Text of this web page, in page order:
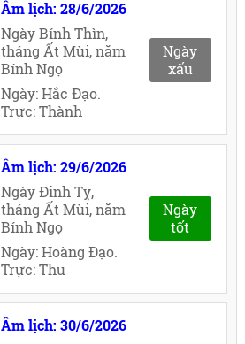
Âm lịch: 28/6/2026
Ngày Bính Thìn,
tháng Ất Mùi, năm
Bính Ngọ
Ngày: Hắc Đạo.
Trực: Thành
Ngày
xấu
Âm lịch: 29/6/2026
Ngày Đinh Tỵ,
tháng Ất Mùi, năm
Bính Ngọ
Ngày: Hoàng Đạo.
Trực: Thu
Ngày
tốt
Âm lịch: 30/6/2026